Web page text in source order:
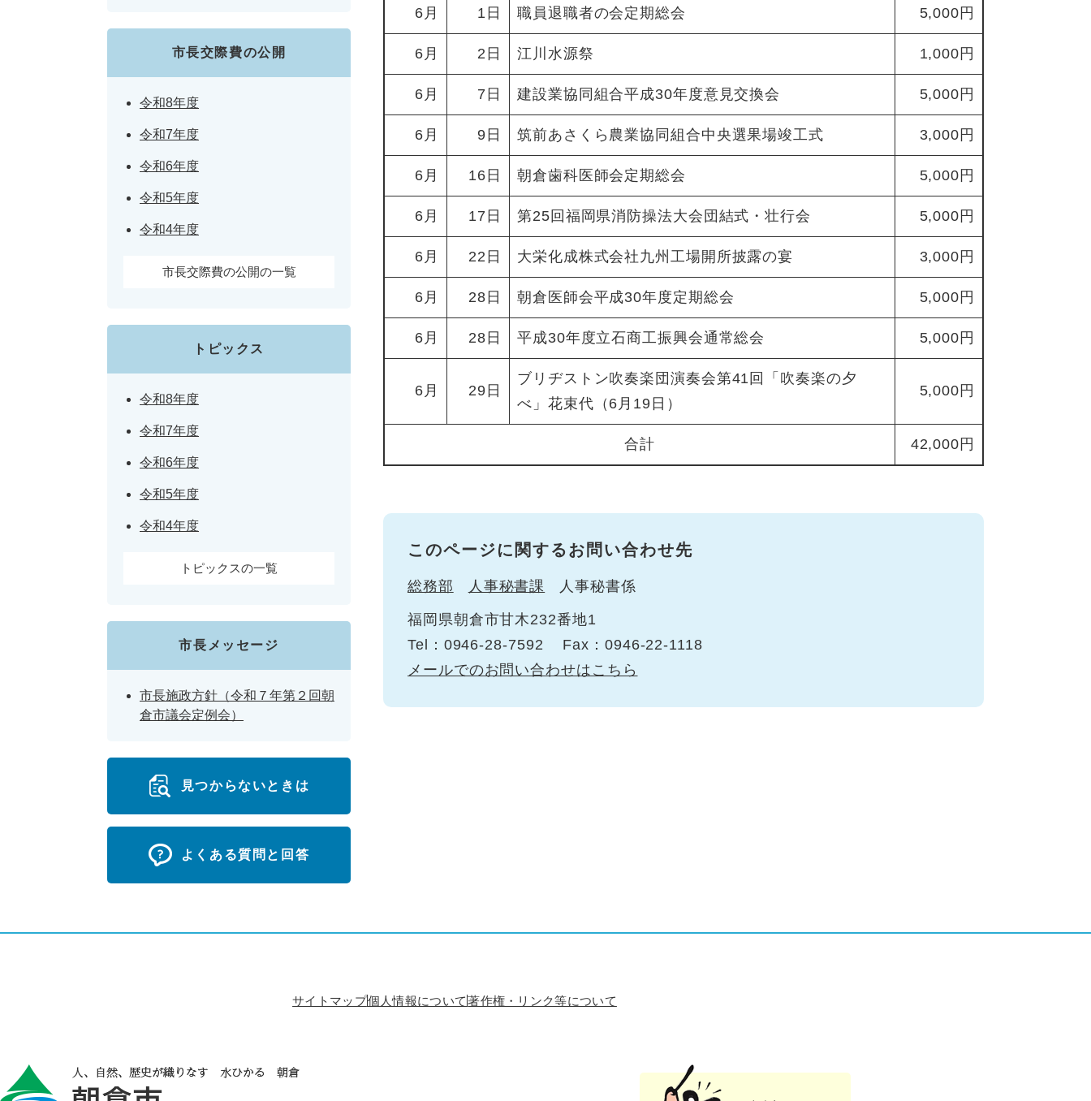
6月 1日 職員退職者の会定期総会 5,000円
6月 2日 江川水源祭 1,000円
6月 7日 建設業協同組合平成30年度意見交換会 5,000円
6月 9日 筑前あさくら農業協同組合中央選果場竣工式 3,000円
6月 16日 朝倉歯科医師会定期総会 5,000円
6月 17日 第25回福岡県消防操法大会団結式・壮行会 5,000円
6月 22日 大栄化成株式会社九州工場開所披露の宴 3,000円
6月 28日 朝倉医師会平成30年度定期総会 5,000円
6月 28日 平成30年度立石商工振興会通常総会 5,000円
6月 29日
ブリヂストン吹奏楽団演奏会第41回「吹奏楽の夕
べ」花束代（6月19日）
5,000円
合計 42,000円
このページに関するお問い合わせ先
総務部 人事秘書課 人事秘書係
福岡県朝倉市甘木232番地1
Tel：0946-28-7592
Fax：0946-22-1118
メールでのお問い合わせはこちら
市長交際費の公開
令和8年度
令和7年度
令和6年度
令和5年度
令和4年度
市長交際費の公開の一覧
トピックス
令和8年度
令和7年度
令和6年度
令和5年度
令和4年度
トピックスの一覧
市長メッセージ
市長施政方針（令和７年第２回朝
倉市議会定例会）
見つからないときは
よくある質問と回答
サイトマップ個人情報について著作権・リンク等について